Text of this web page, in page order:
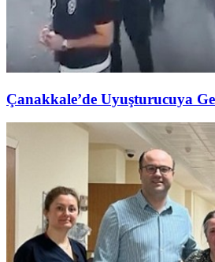
Çanakkale’de Uyuşturucuya